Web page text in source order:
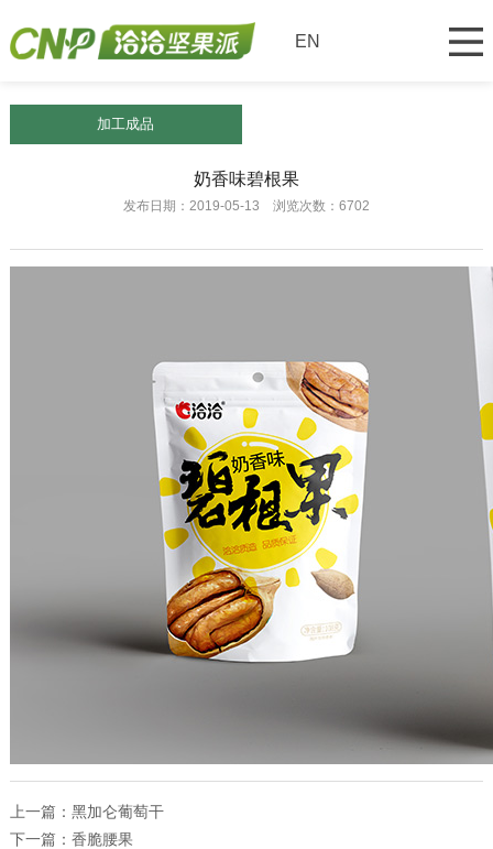
EN
加工成品
奶香味碧根果
发布日期：2019-05-13 浏览次数：6702
上一篇： 黑加仑葡萄干
下一篇： 香脆腰果